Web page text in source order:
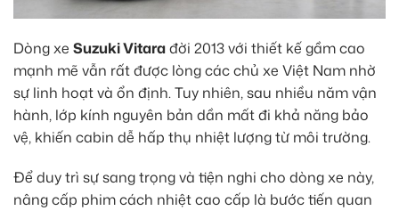
Dòng xe Suzuki Vitarađời 2013 với thiết kế gầm cao
mạnh mẽ vẫn rất được lòng các chủ xe Việt Nam nhờ
sự linh hoạt và ổn định. Tuy nhiên, sau nhiều năm vận
hành, lớp kính nguyên bản dần mất đi khả năng bảo
vệ, khiến cabin dễ hấp thụ nhiệt lượng từ môi trường.
Để duy trì sự sang trọng và tiện nghi cho dòng xe này,
nâng cấp phim cách nhiệt cao cấp là bước tiến quan